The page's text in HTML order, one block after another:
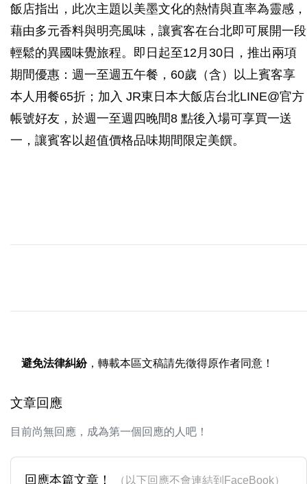
飯店指出，此次主題以美墨文化的熱情與直率為靈感，
藉由多元香料與明亮風味，讓賓客在台北即可展開一段
輕鬆的異國味覺旅程。即日起至12月30日，推出兩項
期間優惠：週一至週五午餐，60歲（含）以上賓客享
本人用餐65折；加入 JR東日本大飯店台北LINE@官方
帳號好友，於週一至週四晚間8 點後入場可享買一送
一，讓賓客以超值價格品味期間限定美饌。
避免法律糾紛，轉載本區文稿請先徵得原作者同意！
文章回應
目前尚無回應，成為第一個回應的人吧！
回應本篇文章！ （以下回應不會連結到FaceBook）